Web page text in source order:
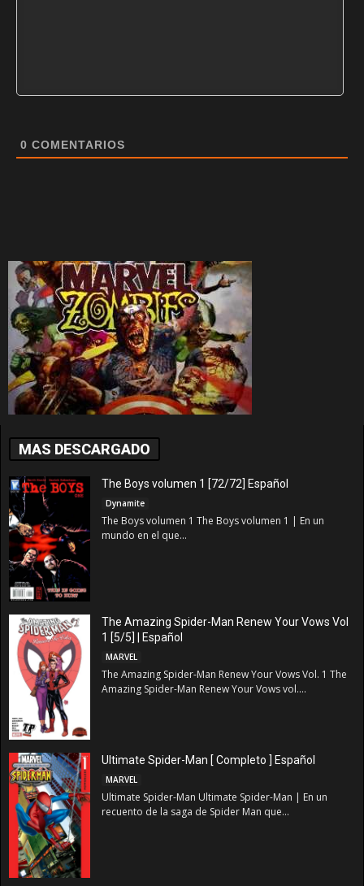
0 COMENTARIOS
MAS DESCARGADO
The Boys volumen 1 [72/72] Español
Dynamite
The Boys volumen 1 The Boys volumen 1 | En un
mundo en el que...
The Amazing Spider-Man Renew Your Vows Vol
1 [5/5] | Español
MARVEL
The Amazing Spider-Man Renew Your Vows Vol. 1 The
Amazing Spider-Man Renew Your Vows vol....
Ultimate Spider-Man [ Completo ] Español
MARVEL
Ultimate Spider-Man Ultimate Spider-Man | En un
recuento de la saga de Spider Man que...